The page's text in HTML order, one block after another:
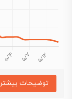
توضیحات بیشتر